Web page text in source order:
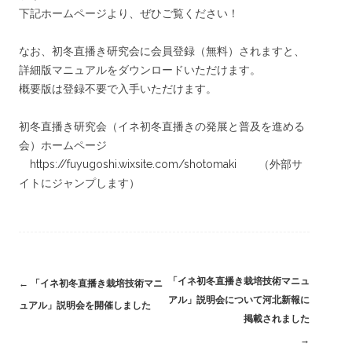
下記ホームページより、ぜひご覧ください！
なお、初冬直播き研究会に会員登録（無料）されますと、
詳細版マニュアルをダウンロードいただけます。
概要版は登録不要で入手いただけます。
初冬直播き研究会（イネ初冬直播きの発展と普及を進める
会）ホームページ
https://fuyugoshi.wixsite.com/shotomaki （外部サ
イトにジャンプします）
Post
navigation
←
「イネ初冬直播き栽培技術マニ
ュアル」説明会を開催しました
「イネ初冬直播き栽培技術マニュ
アル」説明会について河北新報に
掲載されました
→